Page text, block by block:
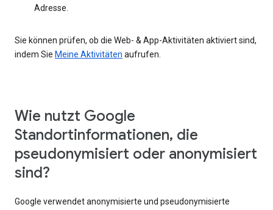
Adresse.
Sie können prüfen, ob die Web- & App-Aktivitäten aktiviert sind,
indem Sie Meine Aktivitäten aufrufen.
Wie nutzt Google
Standortinformationen, die
pseudonymisiert oder anonymisiert
sind?
Google verwendet anonymisierte und pseudonymisierte